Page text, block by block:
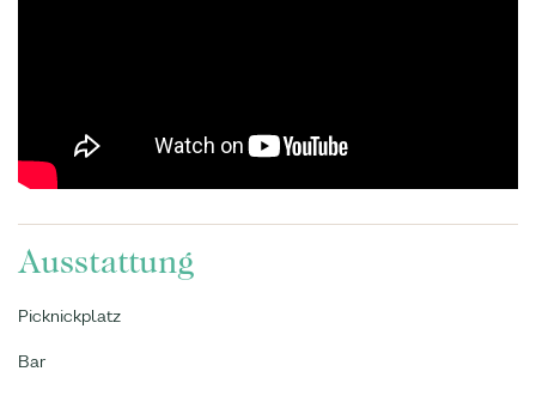
Ausstattung
Picknickplatz
Bar